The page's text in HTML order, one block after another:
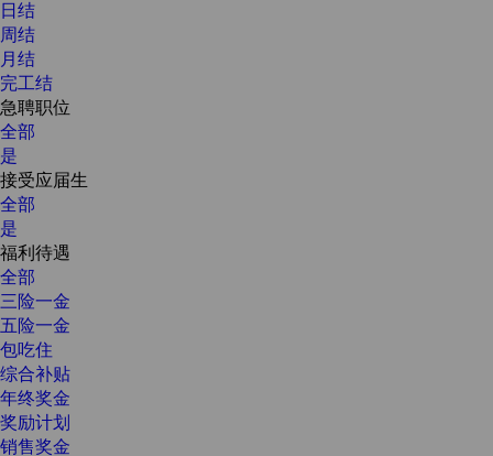
日结
周结
月结
完工结
急聘职位
全部
是
接受应届生
全部
是
福利待遇
全部
三险一金
五险一金
包吃住
综合补贴
年终奖金
奖励计划
销售奖金